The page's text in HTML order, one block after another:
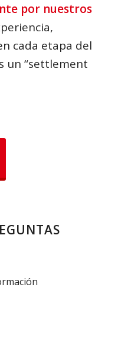
por nuestros
cada etapa del
un “settlement